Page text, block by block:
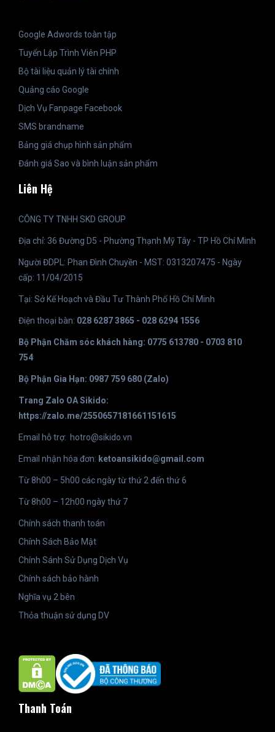
Google Adwords toàn tập
Tuyển Lập Trình Viên PHP
Bộ tài liệu quản lý tài chính
Quảng cáo Google
Dịch Vụ Fanpage Facebook
SMS brandname
Bảng giá chụp hình sản phẩm
Đánh giá Sao và bình luận sản phẩm
Liên Hệ
CÔNG TY TNHH SKD GROUP
Địa chỉ: 36 Đường D5 - Phường Thạnh Mỹ Tây - TP Hồ Chí Minh
Người ĐDPL: Phan Đình Chuyền - MST: 0313207475 - Ngày
cấp: 11/04/2015
Tại: Sở Kế Hoạch và Đầu Tư Thành Phố Hồ Chí Minh
Điện thoại bàn: 028 6287 3865 - 028 6294 1556
Bộ Phận Chăm sóc khách hàng: 0775 613780 - 0703 810
754
Bộ Phận Gia Hạn: 0987 759 680 (Zalo)
Trang Zalo OA Sikido:
https://zalo.me/2550657181661151615
Email hỗ trợ: hotro@sikido.vn
Email nhận hóa đơn: ketoansikido@gmail.com
Từ 8h00 – 5h00 các ngày từ thứ 2 đến thứ 6
Từ 8h00 – 12h00 ngày thứ 7
Chính sách thanh toán
Chính Sách Bảo Mật
Chính Sánh Sử Dụng Dịch Vụ
Chính sách bảo hành
Nghĩa vụ 2 bên
Thỏa thuận sử dụng DV
Thanh Toán